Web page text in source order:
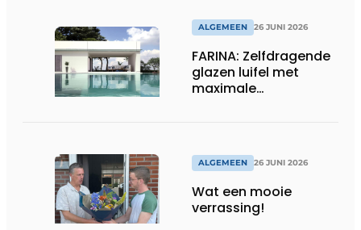
ALGEMEEN 26 JUNI 2026
FARINA: Zelfdragende
glazen luifel met
maximale
ALGEMEEN 26 JUNI 2026
Wat een mooie
verrassing!